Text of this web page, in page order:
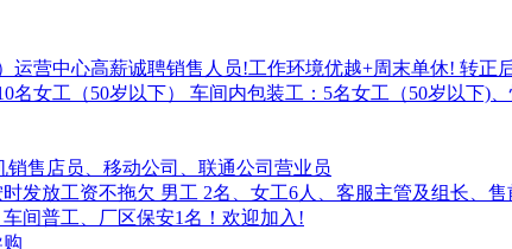
运营中心高薪诚聘销售人员!工作环境优越+周末单休! 转正
名女工（50岁以下） 车间内包装工：5名女工（50岁以下)
销售店员、移动公司、联通公司营业员
发放工资不拖欠 男工 2名、女工6人、客服主管及组长、售
间普工、厂区保安1名！欢迎加入!